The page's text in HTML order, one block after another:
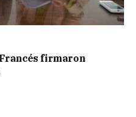
firmaron